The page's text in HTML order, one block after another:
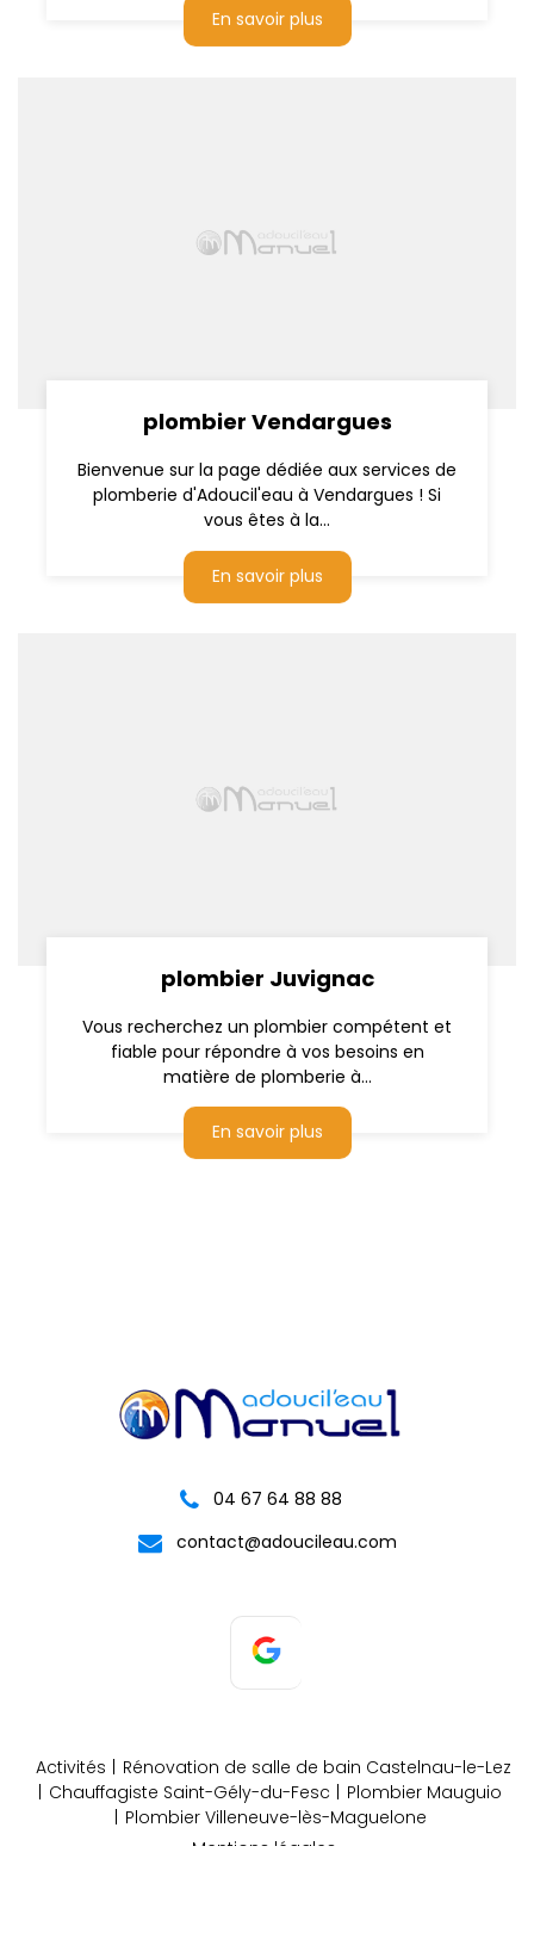
En savoir plus
plombier Vendargues
Bienvenue sur la page dédiée aux services de
plomberie d'Adoucil'eau à Vendargues ! Si
vous êtes à la...
En savoir plus
plombier Juvignac
Vous recherchez un plombier compétent et
fiable pour répondre à vos besoins en
matière de plomberie à...
En savoir plus
04 67 64 88 88
contact@adoucileau.com
Activités
Rénovation de salle de bain Castelnau-le-Lez
Chauffagiste Saint-Gély-du-Fesc
Plombier Mauguio
Plombier Villeneuve-lès-Maguelone
Mentions légales